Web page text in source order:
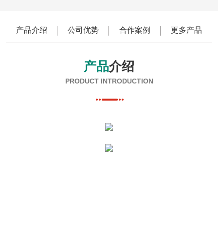
产品介绍 公司优势 合作案例 更多产品
产品介绍
PRODUCT INTRODUCTION